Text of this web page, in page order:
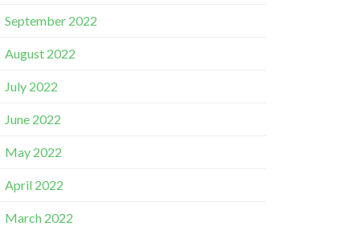
September 2022
August 2022
July 2022
June 2022
May 2022
April 2022
March 2022